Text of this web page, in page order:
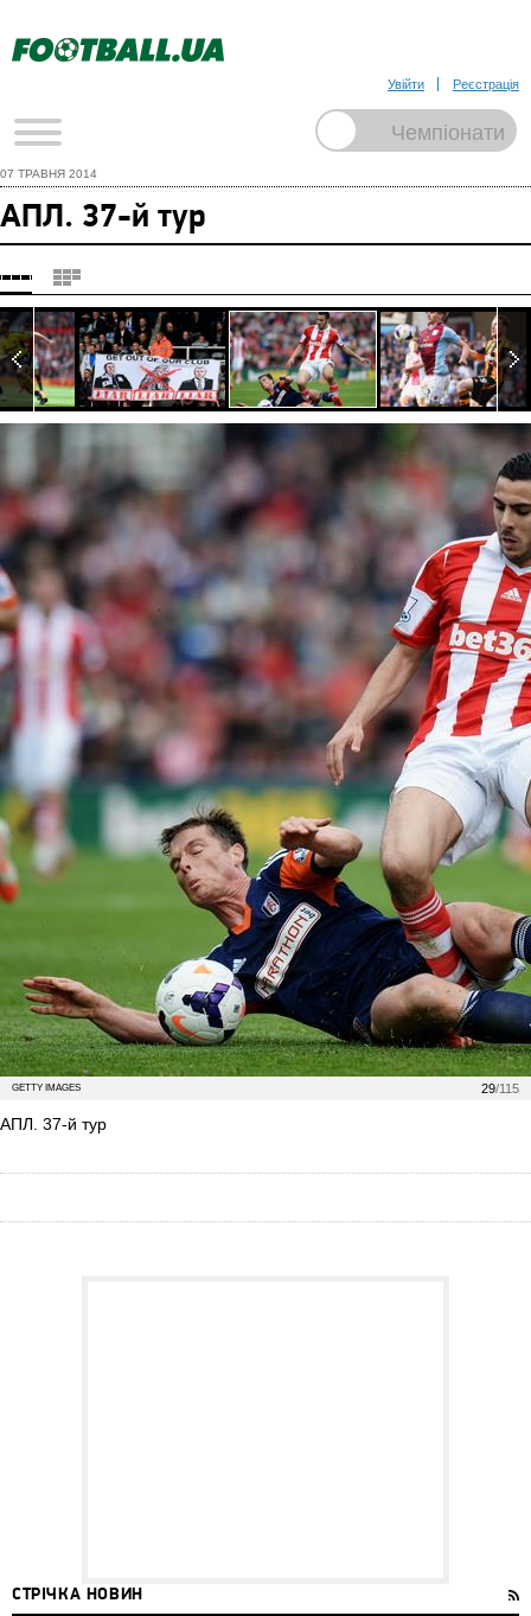
Увійти Реєстрація
07 ТРАВНЯ 2014
АПЛ. 37-й тур
29/115
GETTY IMAGES
АПЛ. 37-й тур
СТРІЧКА НОВИН